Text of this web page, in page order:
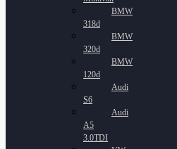
BMW
318d
BMW
320d
BMW
120d
Audi
S6
Audi
A5
3.0TDI